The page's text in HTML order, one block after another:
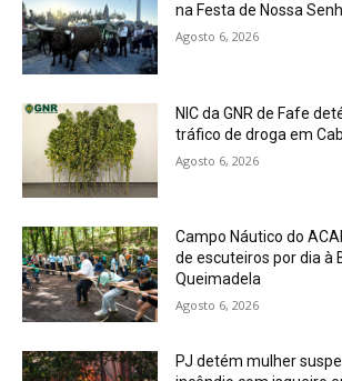
na Festa de Nossa
Agosto 6, 2026
NIC da GNR de Fafe
tráfico de droga em
Agosto 6, 2026
Campo Náutico do
de escuteiros por dia à
Queimadela
Agosto 6, 2026
PJ detém mulher